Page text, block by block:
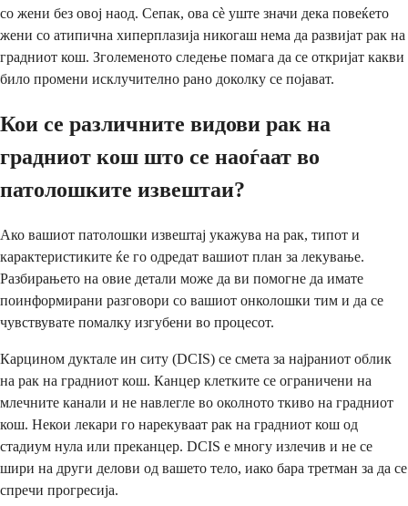
со жени без овој наод. Сепак, ова сè уште значи дека повеќето
жени со атипична хиперплазија никогаш нема да развијат рак на
градниот кош. Зголеменото следење помага да се откријат какви
било промени исклучително рано доколку се појават.
Кои се различните видови рак на
градниот кош што се наоѓаат во
патолошките извештаи?
Ако вашиот патолошки извештај укажува на рак, типот и
карактеристиките ќе го одредат вашиот план за лекување.
Разбирањето на овие детали може да ви помогне да имате
поинформирани разговори со вашиот онколошки тим и да се
чувствувате помалку изгубени во процесот.
Карцином дукталe ин ситу (DCIS) се смета за најраниот облик
на рак на градниот кош. Канцер клетките се ограничени на
млечните канали и не навлегле во околното ткиво на градниот
кош. Некои лекари го нарекуваат рак на градниот кош од
стадиум нула или преканцер. DCIS е многу излечив и не се
шири на други делови од вашето тело, иако бара третман за да се
спречи прогресија.